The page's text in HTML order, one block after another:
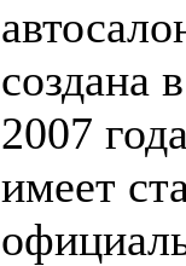
создана
2007
имеет